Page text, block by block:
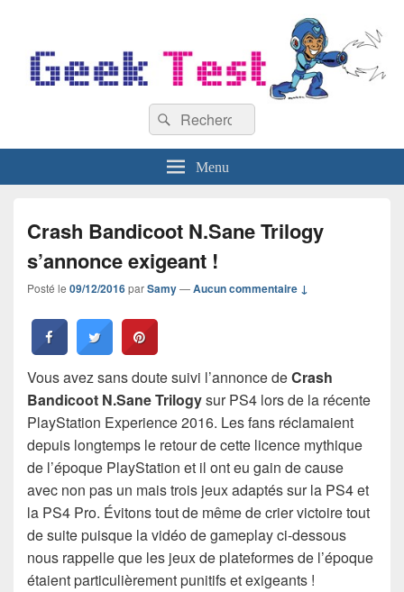
Recherche :
Rechercher
Menu
Crash Bandicoot N.Sane Trilogy
s’annonce exigeant !
Posté le 09/12/2016parSamy—Aucun commentaire ↓
Vous avez sans doute suivi l’annonce deCrash
Bandicoot N.Sane Trilogysur PS4 lors de la récente
PlayStation Experience 2016. Les fans réclamaient
depuis longtemps le retour de cette licence mythique
de l’époque PlayStation et il ont eu gain de cause
avec non pas un mais trois jeux adaptés sur la PS4 et
la PS4 Pro. Évitons tout de même de crier victoire tout
de suite puisque la vidéo de gameplay ci-dessous
nous rappelle que les jeux de plateformes de l’époque
étaient particulièrement punitifs et exigeants !